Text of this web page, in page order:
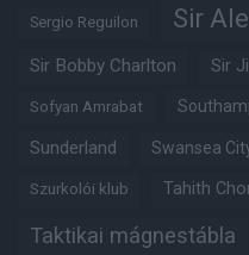
Sergio Reguilon Sir
Sir Bobby Charlton Sir
Sofyan Amrabat
Sunderland Swansea
Szurkolói klub Tahith
Taktikai mágnestábla